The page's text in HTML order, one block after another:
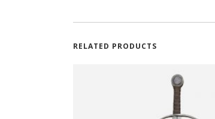
RELATED PRODUCTS